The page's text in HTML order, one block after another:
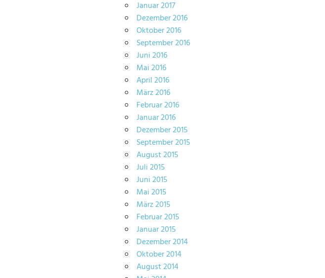
Januar 2017
Dezember 2016
Oktober 2016
September 2016
Juni 2016
Mai 2016
April 2016
März 2016
Februar 2016
Januar 2016
Dezember 2015
September 2015
August 2015
Juli 2015
Juni 2015
Mai 2015
März 2015
Februar 2015
Januar 2015
Dezember 2014
Oktober 2014
August 2014